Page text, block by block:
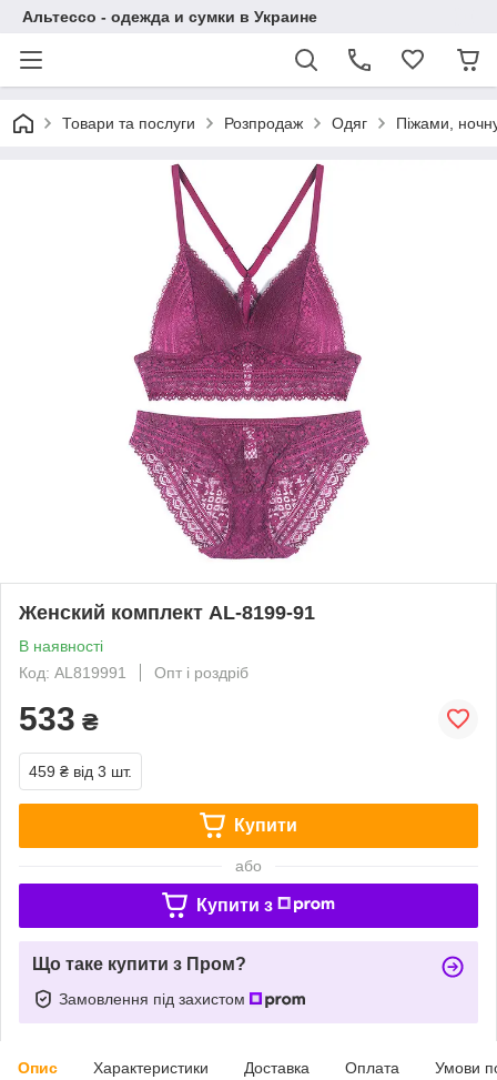
Альтессо - одежда и сумки в Украине
Товари та послуги Розпродаж Одяг Піжами,
Женский комплект AL-8199-91
В наявності
Код: AL819991
Опт і роздріб
533 ₴
459 ₴ від 3 шт.
Купити
або
Купити з
Що таке купити з Пром?
Замовлення під захистом
Опис Характеристики Доставка Оплата Умови